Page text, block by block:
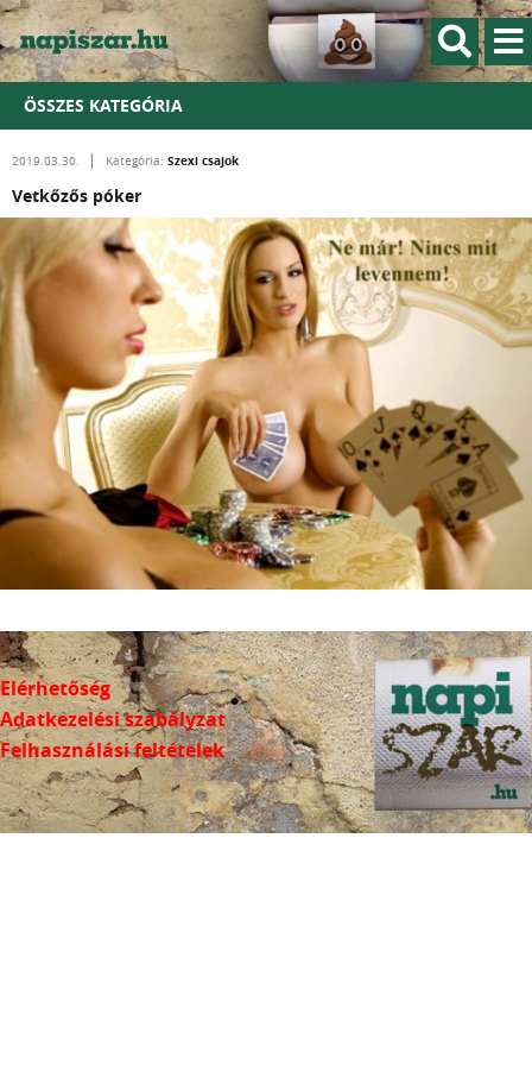
ÖSSZES KATEGÓRIA
2019.03.30. Kategória: Szexi csajok
Vetkőzős póker
Elérhetőség
Adatkezelési szabályzat
Felhasználási feltételek